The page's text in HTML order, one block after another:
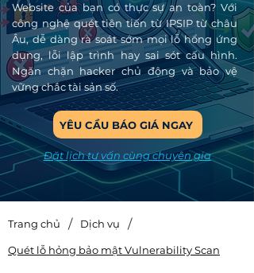
Website của bạn có thực sự an toàn? Với
công nghệ quét tiên tiến từ IPSIP từ châu
Âu, dễ dàng rà soát sớm mọi lỗ hổng ứng
dụng, lỗi lập trình hay sai sót cấu hình.
Ngăn chặn hacker chủ động và bảo vệ
vững chắc tài sản số.
YÊU CẦU BÁO GIÁ NGAY
Đặt lịch tư vấn cùng chuyên gia
Trang chủ / Dịch vụ /
Quét lỗ hỏng bảo mật Vulnerability Scan